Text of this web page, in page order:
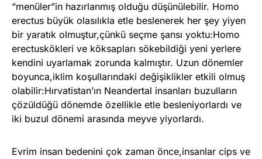
“menüler”in hazırlanmış olduğu düşünülebilir. Homo
erectus büyük olasılıkla etle beslenerek her şey yiyen
bir yaratık olmuştur,çünkü seçme şansı yoktu:Homo
erectuskökleri ve köksapları sökebildiği yeni yerlere
kendini uyarlamak zorunda kalmıştır. Uzun dönemler
boyunca,iklim koşullarındaki değişiklikler etkili olmuş
olabilir:Hırvatistan’ın Neandertal insanları buzulların
çözüldüğü dönemde özellikle etle besleniyorlardı ve
iki buzul dönemi arasında meyve yiyorlardı.
Evrim insan bedenini çok zaman önce,insanlar cips ve